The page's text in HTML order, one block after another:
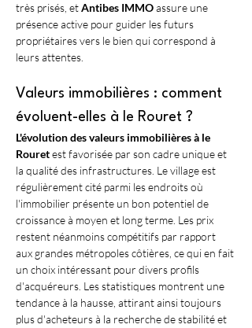
très prisés, et Antibes IMMO assure une
présence active pour guider les futurs
propriétaires vers le bien qui correspond à
leurs attentes.
Valeurs immobilières : comment
évoluent-elles à le Rouret ?
L'évolution des valeurs immobilières à le
Rouret est favorisée par son cadre unique et
la qualité des infrastructures. Le village est
régulièrement cité parmi les endroits où
l'immobilier présente un bon potentiel de
croissance à moyen et long terme. Les prix
restent néanmoins compétitifs par rapport
aux grandes métropoles côtières, ce qui en fait
un choix intéressant pour divers profils
d'acquéreurs. Les statistiques montrent une
tendance à la hausse, attirant ainsi toujours
plus d'acheteurs à la recherche de stabilité et